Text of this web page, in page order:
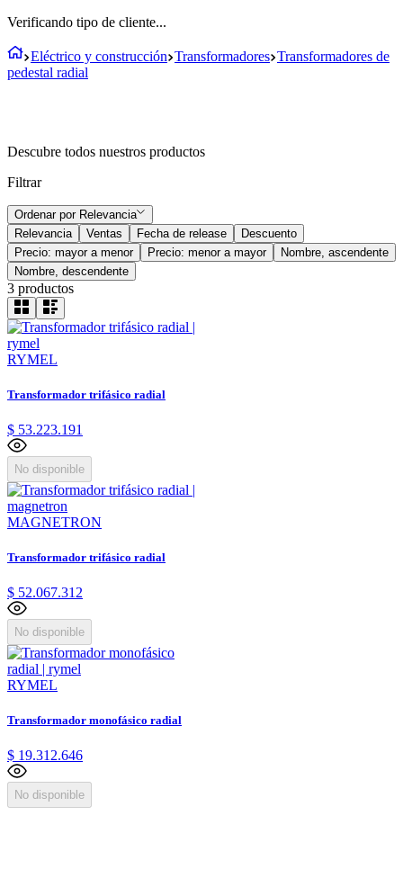
Verificando tipo de cliente...
Eléctrico y construcción Transformadores Transformadores de
pedestal radial
Descubre todos nuestros productos
Filtrar
Ordenar por Relevancia
Relevancia
Ventas Fecha de release
Descuento
Precio: mayor a menor
Precio: menor a mayor
Nombre, ascendente
Nombre, descendente
3 productos
RYMEL
Transformador trifásico radial
$ 53.223.191
No disponible
MAGNETRON
Transformador trifásico radial
$ 52.067.312
No disponible
RYMEL
Transformador monofásico radial
$ 19.312.646
No disponible